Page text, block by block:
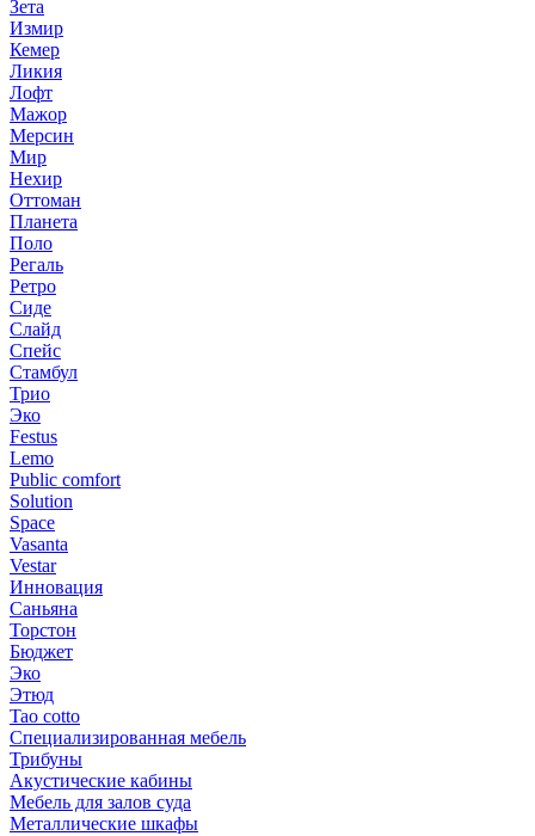
Зета
Измир
Кемер
Ликия
Лофт
Мажор
Мерсин
Мир
Нехир
Оттоман
Планета
Поло
Регаль
Ретро
Сиде
Слайд
Спейс
Стамбул
Трио
Эко
Festus
Lemo
Public comfort
Solution
Space
Vasanta
Vestar
Инновация
Саньяна
Торстон
Бюджет
Эко
Этюд
Tao cotto
Специализированная мебель
Трибуны
Акустические кабины
Мебель для залов суда
Металлические шкафы